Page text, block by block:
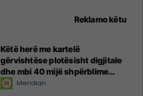
Reklamo këtu
Këtë herë me kartelë
gërvishtëse plotësisht digjitale
dhe mbi 40 mijë shpërblime
instant!Meridian